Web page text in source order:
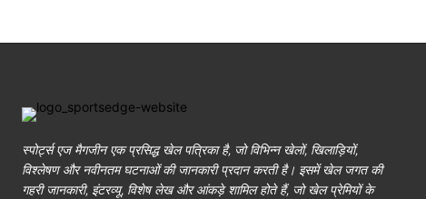
स्पोर्ट्स एज मैगजीन एक प्रसिद्ध खेल पत्रिका है, जो विभिन्न खेलों, खिलाड़ियों,
विश्लेषण और नवीनतम घटनाओं की जानकारी प्रदान करती है। इसमें खेल जगत की
गहरी जानकारी, इंटरव्यू, विशेष लेख और आंकड़े शामिल होते हैं, जो खेल प्रेमियों के